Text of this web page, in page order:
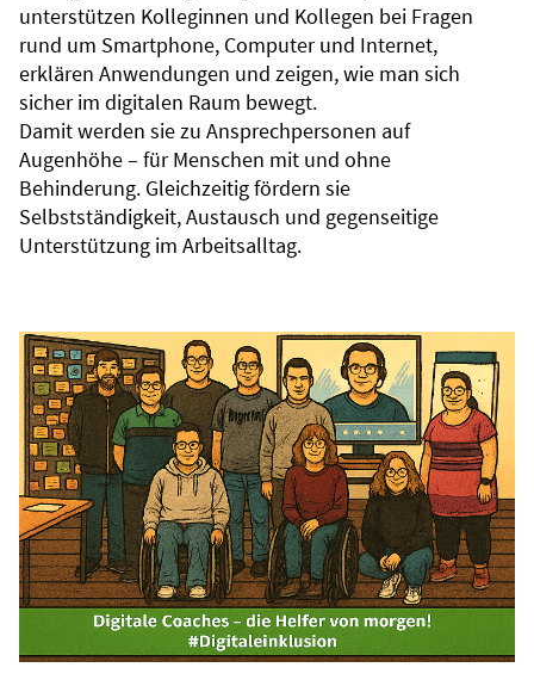
unterstützen Kolleginnen und Kollegen bei Fragen
rund um Smartphone, Computer und Internet,
erklären Anwendungen und zeigen, wie man sich
sicher im digitalen Raum bewegt.
Damit werden sie zu Ansprechpersonen auf
Augenhöhe – für Menschen mit und ohne
Behinderung. Gleichzeitig fördern sie
Selbstständigkeit, Austausch und gegenseitige
Unterstützung im Arbeitsalltag.